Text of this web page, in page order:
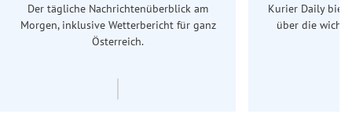
Der tägliche Nachrichtenüberblick am
Morgen, inklusive Wetterbericht für ganz
Österreich.
Kurier Daily
über die